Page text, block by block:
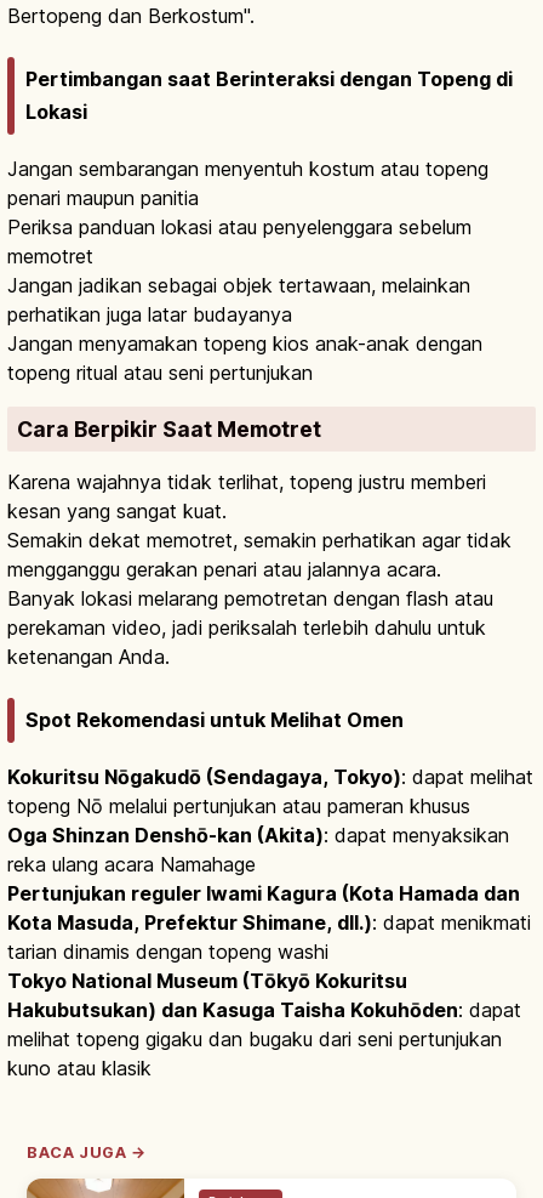
Bertopeng dan Berkostum".
Pertimbangan saat Berinteraksi dengan Topeng di
Lokasi
Jangan sembarangan menyentuh kostum atau topeng
penari maupun panitia
Periksa panduan lokasi atau penyelenggara sebelum
memotret
Jangan jadikan sebagai objek tertawaan, melainkan
perhatikan juga latar budayanya
Jangan menyamakan topeng kios anak-anak dengan
topeng ritual atau seni pertunjukan
Cara Berpikir Saat Memotret
Karena wajahnya tidak terlihat, topeng justru memberi
kesan yang sangat kuat.
Semakin dekat memotret, semakin perhatikan agar tidak
mengganggu gerakan penari atau jalannya acara.
Banyak lokasi melarang pemotretan dengan flash atau
perekaman video, jadi periksalah terlebih dahulu untuk
ketenangan Anda.
Spot Rekomendasi untuk Melihat Omen
Kokuritsu Nōgakudō (Sendagaya, Tokyo): dapat melihat
topeng Nō melalui pertunjukan atau pameran khusus
Oga Shinzan Denshō-kan (Akita): dapat menyaksikan
reka ulang acara Namahage
Pertunjukan reguler Iwami Kagura (Kota Hamada dan
Kota Masuda, Prefektur Shimane, dll.): dapat menikmati
tarian dinamis dengan topeng washi
Tokyo National Museum (Tōkyō Kokuritsu
Hakubutsukan) dan Kasuga Taisha Kokuhōden: dapat
melihat topeng gigaku dan bugaku dari seni pertunjukan
kuno atau klasik
BACA JUGA →